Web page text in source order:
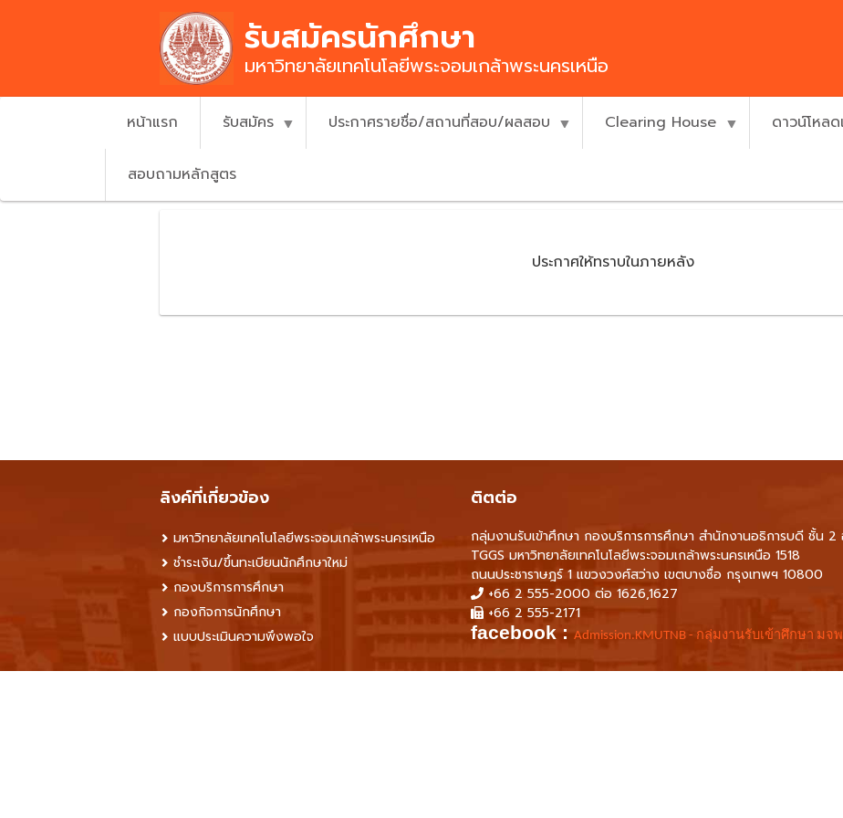
รับสมัครนักศึกษา
มหาวิทยาลัยเทคโนโลยีพระจอมเกล้าพระนครเหนือ
หน้าแรก รับสมัคร ประกาศรายชื่อ/สถานที่สอบ/ผลสอบ Clearing House ดาวน์โหล
สอบถามหลักสูตร
ประกาศให้ทราบในภายหลัง
ลิงค์ที่เกี่ยวข้อง
มหาวิทยาลัยเทคโนโลยีพระจอมเกล้าพระนครเหนือ
ชำระเงิน/ขึ้นทะเบียนนักศึกษาใหม่
กองบริการการศึกษา
กองกิจการนักศึกษา
แบบประเมินความพึงพอใจ
ติตต่อ
กลุ่มงานรับเข้าศึกษา กองบริการการศึกษา สำนักงานอธิการบดี ชั้น 2
TGGS มหาวิทยาลัยเทคโนโลยีพระจอมเกล้าพระนครเหนือ 1518
ถนนประชาราษฎร์ 1 แขวงวงศ์สว่าง เขตบางซื่อ กรุงเทพฯ 10800
+66 2 555-2000 ต่อ 1626,1627
+66 2 555-2171
facebook :Admission.KMUTNB - กลุ่มงานรับเข้าศึกษา มจ